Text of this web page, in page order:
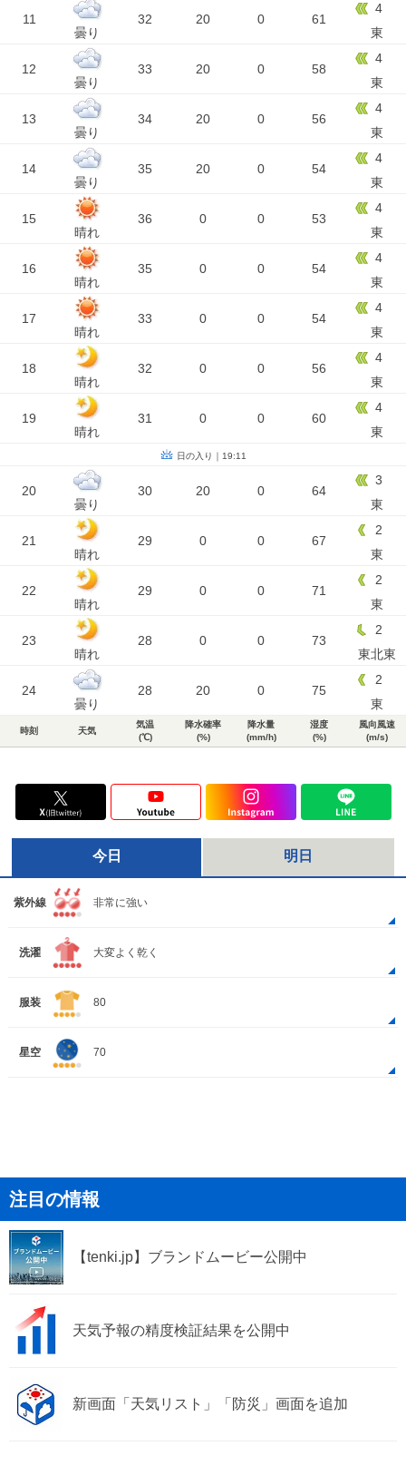
11
曇り
32 20 0 61
4
東
12
曇り
33 20 0 58
4
東
13
曇り
34 20 0 56
4
東
14
曇り
35 20 0 54
4
東
15
晴れ
36 0 0 53
4
東
16
晴れ
35 0 0 54
4
東
17
晴れ
33 0 0 54
4
東
18
晴れ
32 0 0 56
4
東
19
晴れ
31 0 0 60
4
東
日の入り｜19:11
20
曇り
30 20 0 64
3
東
21
晴れ
29 0 0 67
2
東
22
晴れ
29 0 0 71
2
東
23
晴れ
28 0 0 73
2
東北東
24
曇り
28 20 0 75
2
東
時刻 天気
気温
(℃)
降水確率
(%)
降水量
(mm/h)
湿度
(%)
風向風速
(m/s)
今日 明日
紫外線 非常に強い
洗濯 大変よく乾く
服装 80
星空 70
注目の情報
【tenki.jp】ブランドムービー公開中
天気予報の精度検証結果を公開中
新画面「天気リスト」「防災」画面を追加